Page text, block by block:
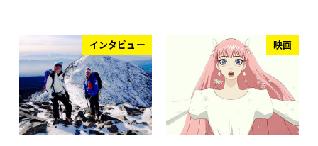
インタビュー 映画